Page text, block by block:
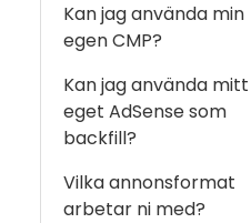
Kan jag använda min
egen CMP?
Kan jag använda mitt
eget AdSense som
backfill?
Vilka annonsformat
arbetar ni med?